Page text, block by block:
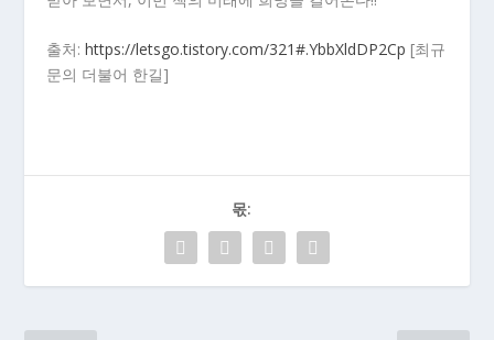
출처:https://letsgo.tistory.com/321#.YbbXldDP2Cp [최규
문의 더불어 한길]
몫: